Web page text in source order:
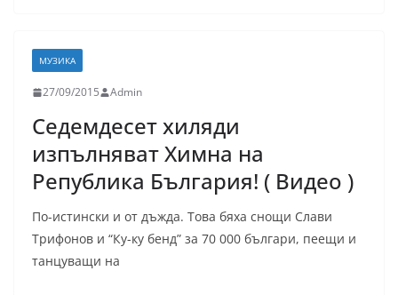
МУЗИКА
27/09/2015 Admin
Седемдесет хиляди
изпълняват Химна на
Република България! ( Видео )
По-истински и от дъжда. Това бяха снощи Слави
Трифонов и “Ку-ку бенд” за 70 000 българи, пеещи и
танцуващи на